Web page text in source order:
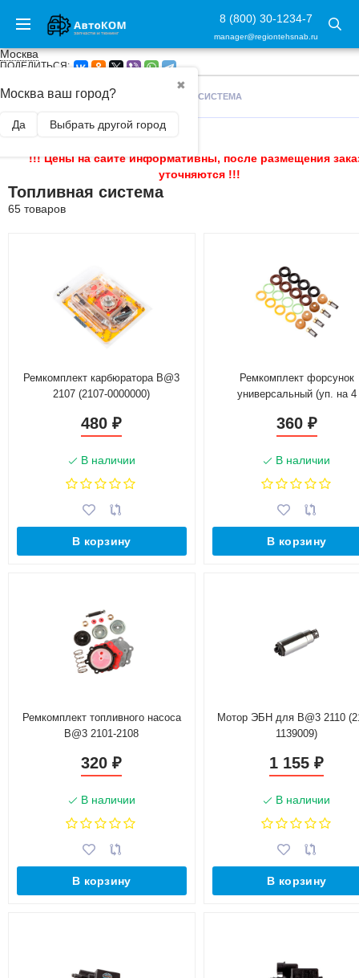
8 (800) 30-1234-7
manager@regiontehsnab.ru
Москва
✖
Москва ваш город?
Да Выбрать другой город
ПОДЕЛИТЬСЯ:
ГЛАВНАЯ / ЗАПЧАСТИ ТОПЛИВНАЯ СИСТЕМА
!!! Цены на сайте информативны, после размещения
уточняются !!!
Топливная система
65 товаров
Ремкомплект карбюратора B@3
2107 (2107-0000000)
480₽
В наличии
В корзину
Ремкомплект форсунок
универсальный (уп. на 4
360 ₽
В наличии
В корзину
Ремкомплект топливного насоса
B@3 2101-2108
320₽
В наличии
В корзину
Мотор ЭБН для B@3 2110
1139009)
1 155₽
В наличии
В корзину